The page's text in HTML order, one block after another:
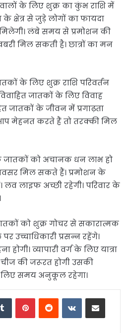
के लिए शुक्र का कुंभ राशि में
के क्षेत्र से जुड़े लोगों का फायदा
मिलेगी। लंबे समय से प्रमोशन की
मिल सकती है। छात्रों का मन
के लिए शुक्र राशि परिवर्तन
जातकों के लिए विवाह
जातकों के जीवन में प्रगाढ़ता
आप मेहनत करते हैं तो तरक्की मिल
जातकों को अचानक धन लाभ हो
मिल सकते हैं। प्रमोशन के
लाइफ अच्छी रहेगी। परिवार के
को शुक्र गोचर से सकारात्मक
उच्चाधिकारी प्रसन्न रहेंगे।
व्यापारी वर्ग के लिए यात्रा
चीज की जरूरत होगी उसकी
लिए समय अनुकूल रहेगा।
TumblrPinterestReddit VKontakteShare via Email